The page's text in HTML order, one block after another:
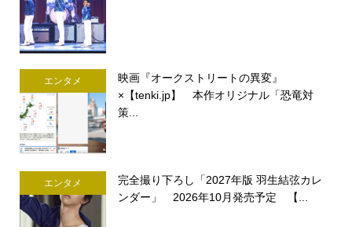
エンタメ
映画『オークストリートの異変』
×【tenki.jp】 本作オリジナル「恐竜対
策...
エンタメ
完全撮り下ろし「2027年版 羽生結弦カレ
ンダー」 2026年10月発売予定 【...